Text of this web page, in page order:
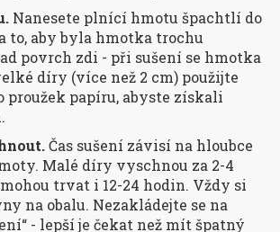
Nanesete plnící hmotu špachtlí do
to, aby byla hmotka trochu
povrch zdi - při sušení se hmotka
díry (více než 2 cm) použijte
proužek papíru, abyste získali
Čas sušení závisí na hloubce
Malé díry vyschnou za 2-4
trvat i 12-24 hodin. Vždy si
na obalu. Nezakládejte se na
- lepší je čekat než mít špatný